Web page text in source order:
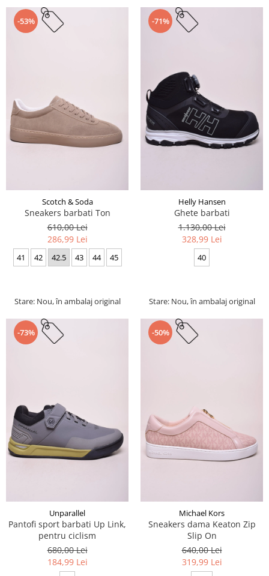
-53%
Scotch & Soda
Sneakers barbati Ton
610,00 Lei
286,99 Lei
41 42 42.5 43 44 45
Stare: Nou, în ambalaj original
-71%
Helly Hansen
Ghete barbati
1.130,00 Lei
328,99 Lei
40
Stare: Nou, în ambalaj original
-73%
Unparallel
Pantofi sport barbati Up Link,
pentru ciclism
680,00 Lei
184,99 Lei
-50%
Michael Kors
Sneakers dama Keaton Zip
Slip On
640,00 Lei
319,99 Lei